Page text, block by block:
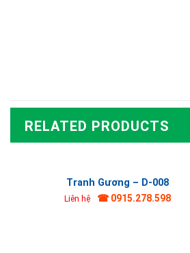
RELATED PRODUCTS
Tranh Gương – D-008
Liên hệ ☎ 0915.278.598